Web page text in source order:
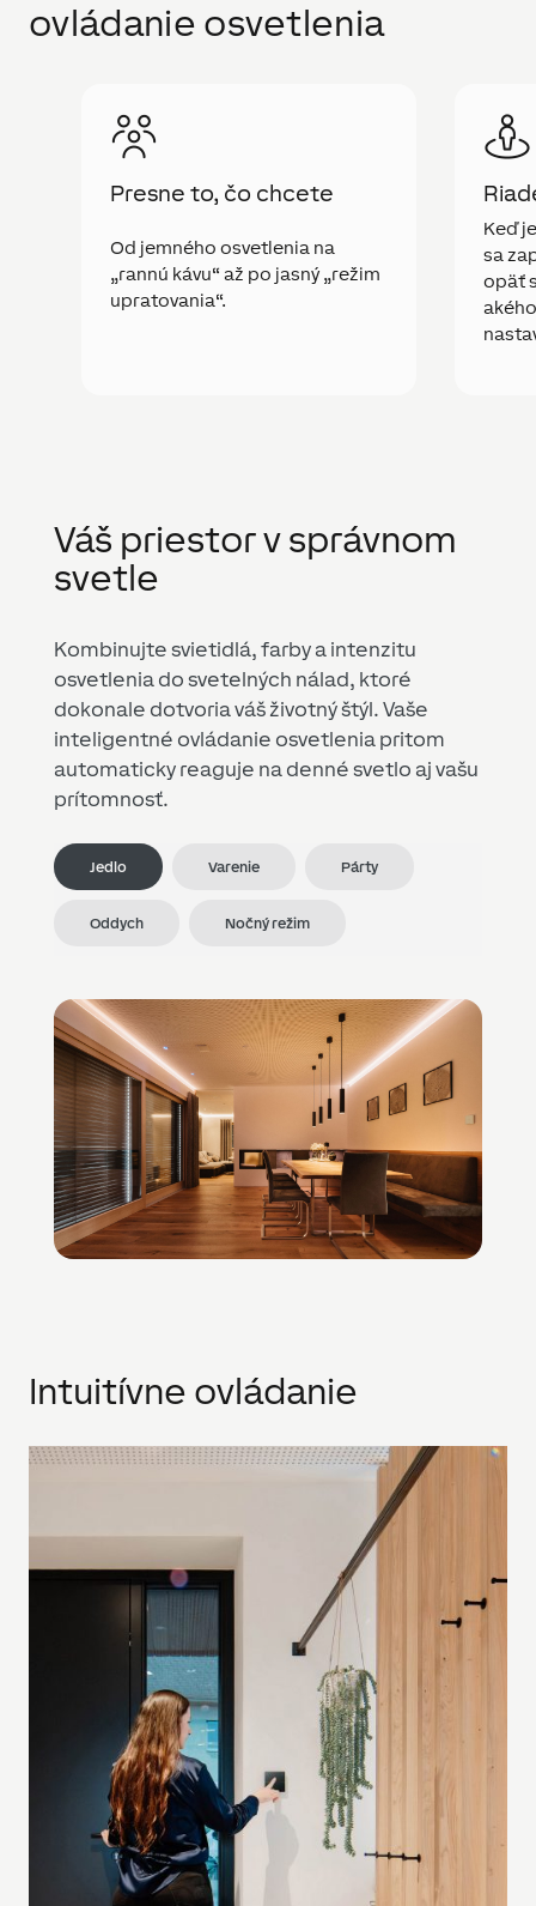
ovládanie osvetlenia
Presne to, čo chcete
Od jemného osvetlenia na
„rannú kávu“ až po jasný „režim
upratovania“.
Keď
sa
opäť
Váš priestor v správnom
svetle
Kombinujte svietidlá, farby a intenzitu
osvetlenia do svetelných nálad, ktoré
dokonale dotvoria váš životný štýl. Vaše
inteligentné ovládanie osvetlenia pritom
automaticky reaguje na denné svetlo aj vašu
prítomnosť.
Jedlo Varenie Párty
Oddych Nočný režim
Intuitívne ovládanie